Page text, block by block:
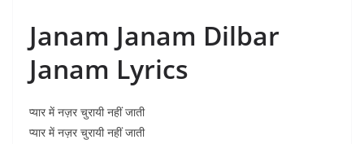
Janam Janam Dilbar
Janam Lyrics
प्यार में नज़र चुरायी नहीं जाती
प्यार में नज़र चुरायी नहीं जाती